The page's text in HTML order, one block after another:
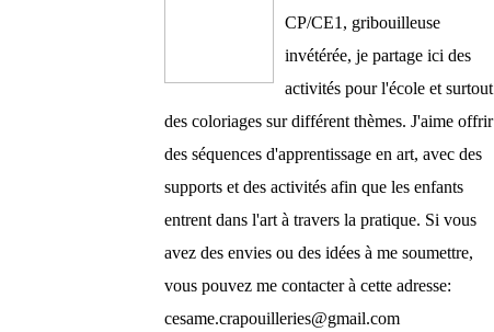
CP/CE1, gribouilleuse
invétérée, je partage ici des
activités pour l'école et surtout
des coloriages sur différent thèmes. J'aime offrir
des séquences d'apprentissage en art, avec des
supports et des activités afin que les enfants
entrent dans l'art à travers la pratique. Si vous
avez des envies ou des idées à me soumettre,
vous pouvez me contacter à cette adresse:
cesame.crapouilleries@gmail.com